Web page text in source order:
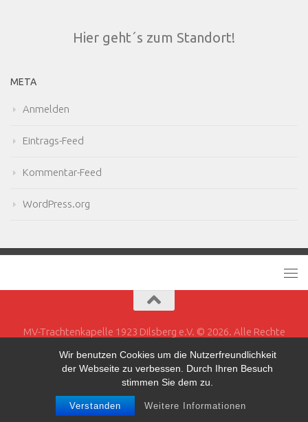
Wir benutzen Cookies um die Nutzerfreundlichkeit
der Webseite zu verbessen. Durch Ihren Besuch
stimmen Sie dem zu.
Verstanden Weitere Informationen
Hier geht´s zum Standort!
META
Anmelden
Eintrags-Feed
Kommentar-Feed
WordPress.org
MV-Trachtenkapelle 1923 Dilsberg e.V. © 2026. Alle Rechte
Powered by - Entworfen mit demHueman-Theme